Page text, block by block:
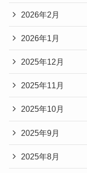
2026年2月
2026年1月
2025年12月
2025年11月
2025年10月
2025年9月
2025年8月